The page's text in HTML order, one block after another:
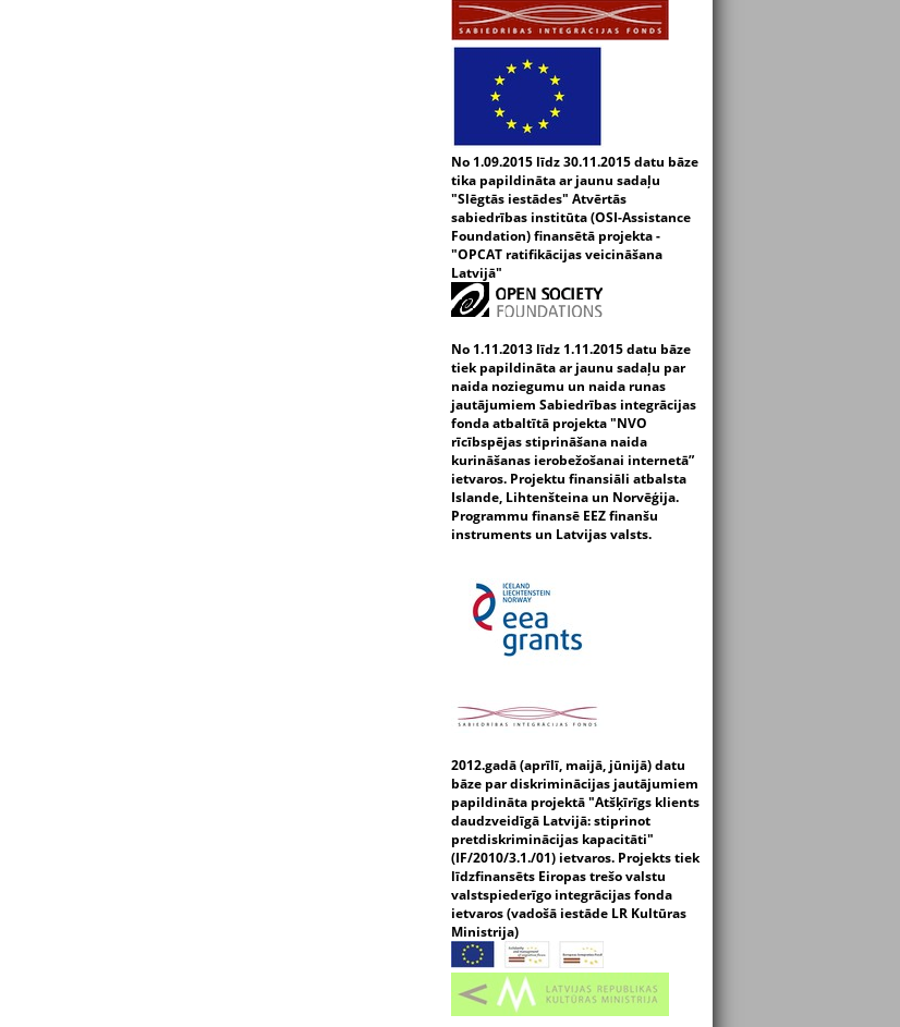
No 1.09.2015 līdz 30.11.2015 datu bāze
tika papildināta ar jaunu sadaļu
"Slēgtās iestādes" Atvērtās
sabiedrības institūta (OSI-Assistance
Foundation) finansētā projekta -
"OPCAT ratifikācijas veicināšana
Latvijā"
No 1.11.2013 līdz 1.11.2015 datu bāze
tiek papildināta ar jaunu sadaļu par
naida noziegumu un naida runas
jautājumiem Sabiedrības integrācijas
fonda atbaltītā projekta "NVO
rīcībspējas stiprināšana naida
kurināšanas ierobežošanai internetā”
ietvaros. Projektu finansiāli atbalsta
Islande, Lihtenšteina un Norvēģija.
Programmu finansē EEZ finanšu
instruments un Latvijas valsts.
2012.gadā (aprīlī, maijā, jūnijā) datu
bāze par diskriminācijas jautājumiem
papildināta projektā "Atšķīrīgs klients
daudzveidīgā Latvijā: stiprinot
pretdiskriminācijas kapacitāti"
(IF/2010/3.1./01) ietvaros. Projekts tiek
līdzfinansēts Eiropas trešo valstu
valstspiederīgo integrācijas fonda
ietvaros (vadošā iestāde LR Kultūras
Ministrija)